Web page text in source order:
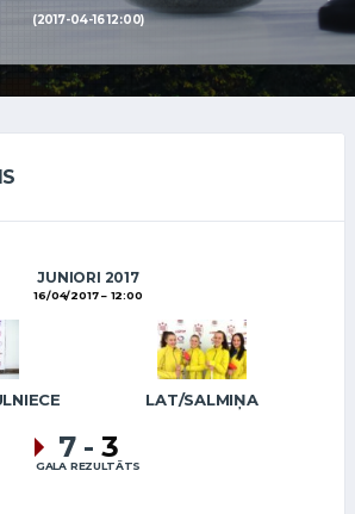
(2017-04-16 12:00)
JUNIORI 2017
16/04/2017 12:00
LAT/SALMIŅA
7 - 3
GALA REZULTĀTS